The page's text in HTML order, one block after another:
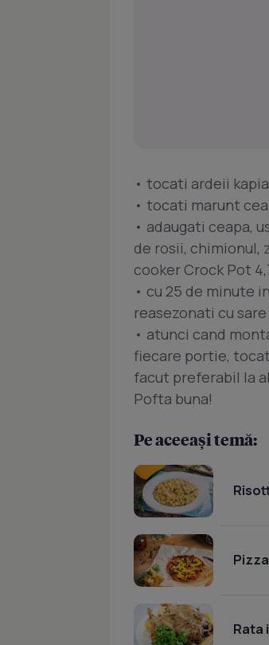
• tocati ardeii
• tocati marunt
• adaugati ceapa,
de rosii, chimionul,
cooker Crock Pot
• cu 25 de minute
reasezonati cu
• atunci cand
fiecare portie,
facut preferabil la
Pofta buna!
Pe aceeași temă:
Rata